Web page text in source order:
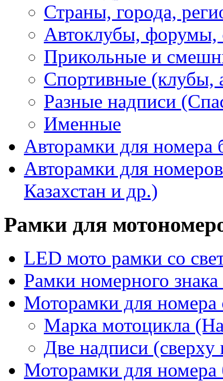
Страны, города,
Автоклубы, форумы,
Прикольные и
Спортивные (клубы,
Разные надписи
Именные
Авторамки для номера
Авторамки для
Казахстан и др.)
Рамки для
LED мото рамки со
Рамки номерного
Моторамки для номера
Марка мотоцикла
Две надписи (сверху
Моторамки для номера